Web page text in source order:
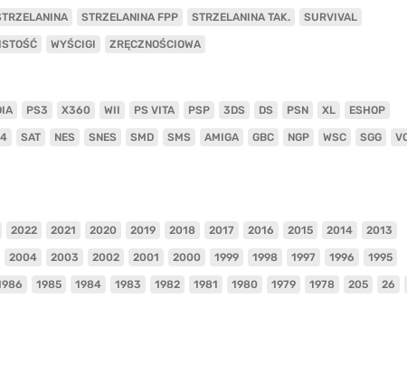
STRZELANINA FPP STRZELANINA TAK. SURVIVAL
WYŚCIGI ZRĘCZNOŚCIOWA
PS3 X360 WII PS VITA PSP 3DS DS PSN XL ESHOP
SAT NES SNES SMD SMS AMIGA GBC NGP WSC SGG
2022 2021 2020 2019 2018 2017 2016 2015 2014 2013
2004 2003 2002 2001 2000 1999 1998 1997 1996 1995
1985 1984 1983 1982 1981 1980 1979 1978 205 26